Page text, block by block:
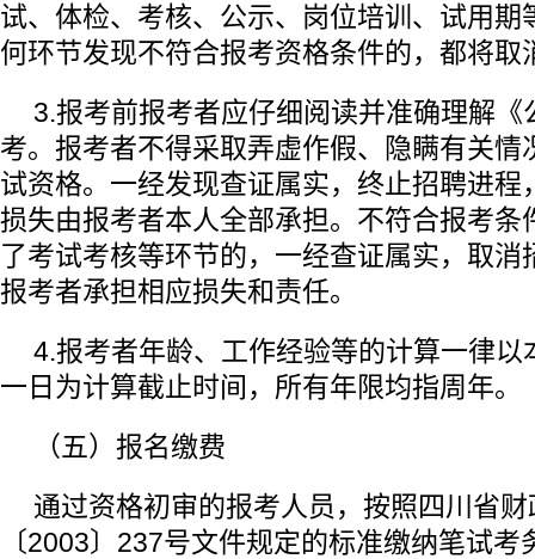
试、体检、考核、公示、岗位培训、试用期
何环节发现不符合报考资格条件的，都将取
3.报考前报考者应仔细阅读并准确理解《
考。报考者不得采取弄虚作假、隐瞒有关情
试资格。一经发现查证属实，终止招聘进程
损失由报考者本人全部承担。不符合报考条
了考试考核等环节的，一经查证属实，取消
报考者承担相应损失和责任。
4.报考者年龄、工作经验等的计算一律以
一日为计算截止时间，所有年限均指周年。
（五）报名缴费
通过资格初审的报考人员，按照四川省
〔2003〕237号文件规定的标准缴纳笔试考